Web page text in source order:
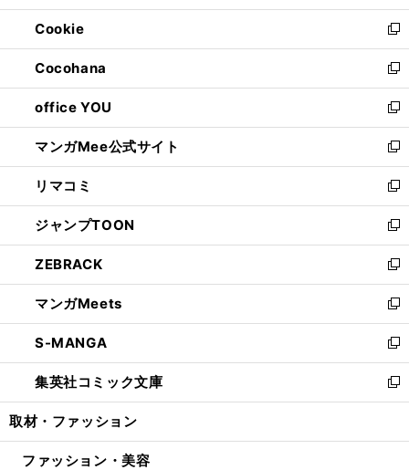
開
く
ウ
で
開
く
ン
ド
ウ
で
開
く
ウ
ィ
ン
ド
ウ
で
開
く
Cookie
新
し
い
ウ
ィ
ン
ド
ウ
で
開
く
Cocohana
新
し
い
ウ
ィ
ン
ド
ウ
で
開
く
office YOU
新
し
い
ウ
ィ
ン
ド
ウ
で
開
く
マンガMee公式サイト
新
し
い
ウ
ィ
ン
ド
ウ
で
開
く
リマコミ
新
し
い
ウ
ィ
ン
ド
ウ
で
開
く
ジャンプTOON
新
し
い
ウ
ィ
ン
ド
ウ
で
開
ZEBRACK
新
し
い
ウ
ィ
ン
ド
ウ
開
マンガMeets
新
し
い
ウ
ィ
ン
ウ
S-MANGA
新
し
い
ウ
ン
集英社コミック文庫
新
し
ウ
取材・ファッション
ファッション・美容